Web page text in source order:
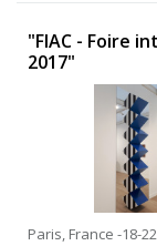
"FIAC - Foire
2017"
Paris, France -18-